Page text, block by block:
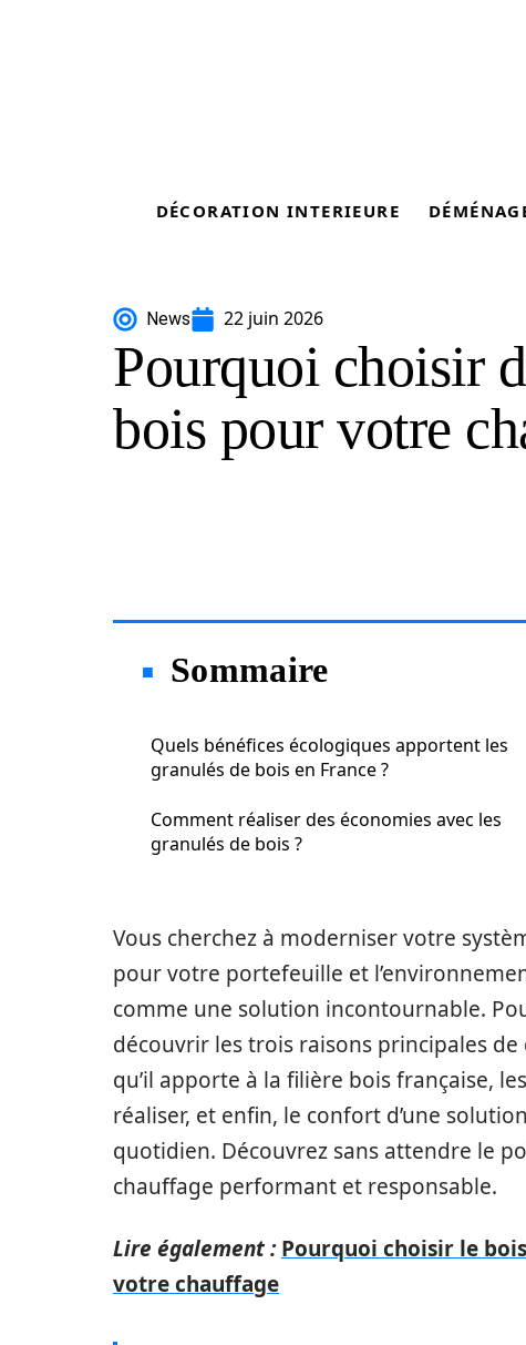
DÉCORATION INTERIEURE
News 22 juin 2026
Pourquoi choisir
bois pour votre
Sommaire
Quels bénéfices écologiques apportent les
granulés de bois en France ?
Comment réaliser des économies avec les
granulés de bois ?
Vous cherchez à moderniser votre
pour votre portefeuille et
comme une solution incontournable.
découvrir les trois raisons principales
qu’il apporte à la filière bois française,
réaliser, et enfin, le confort d’une
quotidien. Découvrez sans attendre le
chauffage performant et responsable.
Lire également : Pourquoi choisir le
votre chauffage